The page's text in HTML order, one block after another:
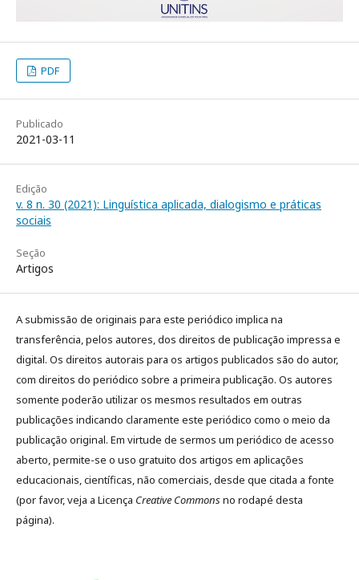
PDF
Publicado
2021-03-11
Edição
v. 8 n. 30 (2021): Linguística aplicada, dialogismo e práticas
sociais
Seção
Artigos
A submissão de originais para este periódico implica na
transferência, pelos autores, dos direitos de publicação impressa e
digital. Os direitos autorais para os artigos publicados são do autor,
com direitos do periódico sobre a primeira publicação. Os autores
somente poderão utilizar os mesmos resultados em outras
publicações indicando claramente este periódico como o meio da
publicação original. Em virtude de sermos um periódico de acesso
aberto, permite-se o uso gratuito dos artigos em aplicações
educacionais, científicas, não comerciais, desde que citada a fonte
(por favor, veja a Licença Creative Commonsno rodapé desta
página).